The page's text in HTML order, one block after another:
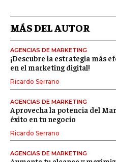
MÁS DEL AUTOR
AGENCIAS DE MARKETING
¡Descubre la estrategia más
en el marketing digital!
Ricardo Serrano
AGENCIAS DE MARKETING
Aprovecha la potencia del
éxito en tu negocio
Ricardo Serrano
AGENCIAS DE MARKETING